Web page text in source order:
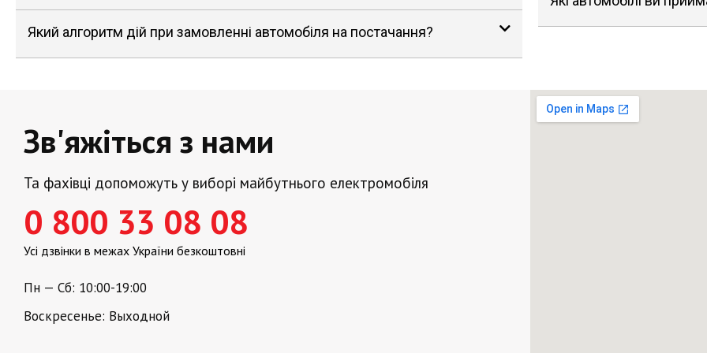
Який алгоритм дій при замовленні автомобіля на постачання?
Зв'яжіться з нами
Та фахівці допоможуть у виборі майбутнього електромобіля
0 800 33 08 08
Усі дзвінки в межах України безкоштовні
Пн — Сб: 10:00-19:00
Воскресенье: Выходной